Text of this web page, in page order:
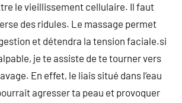
le vieillissement cellulaire. Il faut
des ridules. Le massage permet
et détendra la tension faciale.si
je te assiste de te tourner vers
En effet, le liais situé dans l’eau
agresser ta peau et provoquer